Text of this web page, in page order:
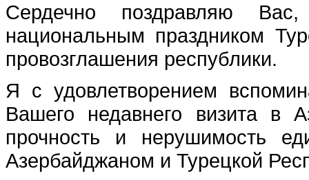
Сердечно поздравляю
национальным праздником
провозглашения республики.
Я с удовлетворением
Вашего недавнего визита в
прочность и нерушимость
Азербайджаном и Турецкой